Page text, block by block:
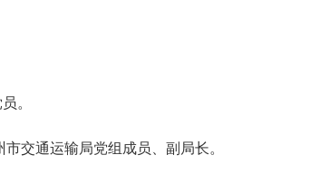
。
交通运输局党组成员、副局长。